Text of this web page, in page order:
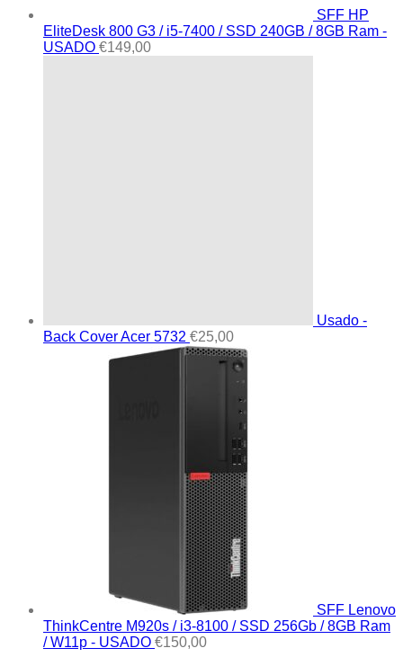
SFF HP
EliteDesk 800 G3 / i5-7400 / SSD 240GB / 8GB Ram -
USADO €149,00
Usado -
Back Cover Acer 5732 €25,00
SFF Lenovo
ThinkCentre M920s / i3-8100 / SSD 256Gb / 8GB Ram
/ W11p - USADO €150,00